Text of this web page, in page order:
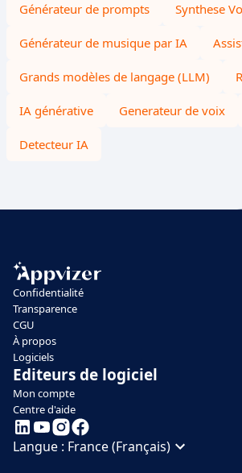
Générateur de prompts Synthese
Générateur de musique par IA
Grands modèles de langage (LLM)
IA générative Generateur de voix
Detecteur IA
Confidentialité
Transparence
CGU
À propos
Logiciels
Editeurs de logiciel
Mon compte
Centre d'aide
Langue : France (Français)